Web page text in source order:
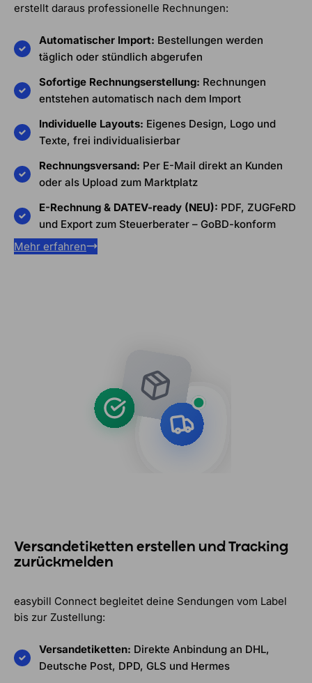
erstellt daraus professionelle Rechnungen:
Automatischer Import: Bestellungen werden
täglich oder stündlich abgerufen
Sofortige Rechnungserstellung: Rechnungen
entstehen automatisch nach dem Import
Individuelle Layouts: Eigenes Design, Logo und
Texte, frei individualisierbar
Rechnungsversand: Per E-Mail direkt an Kunden
oder als Upload zum Marktplatz
E-Rechnung & DATEV-ready (NEU): PDF, ZUGFeRD
und Export zum Steuerberater – GoBD-konform
Mehr erfahren
Versandetiketten erstellen und Tracking
zurückmelden
easybill Connect begleitet deine Sendungen vom Label
bis zur Zustellung:
Versandetiketten: Direkte Anbindung an DHL,
Deutsche Post, DPD, GLS und Hermes